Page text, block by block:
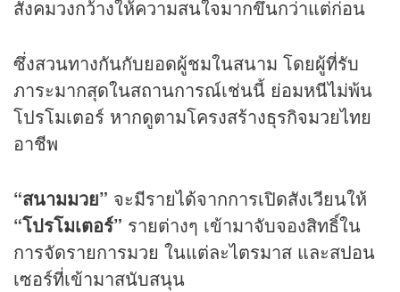
สังคมวงกว้างให้ความสนใจมากขึ้นกว่าแต่ก่อน
ซึ่งสวนทางกันกับยอดผู้ชมในสนาม โดยผู้ที่รับ
ภาระมากสุดในสถานการณ์เช่นนี้ ย่อมหนีไม่พ้น
โปรโมเตอร์ หากดูตามโครงสร้างธุรกิจมวยไทย
อาชีพ
“สนามมวย” จะมีรายได้จากการเปิดสังเวียนให้
“โปรโมเตอร์” รายต่างๆ เข้ามาจับจองสิทธิ์ใน
การจัดรายการมวย ในแต่ละไตรมาส และสปอน
เซอร์ที่เข้ามาสนับสนุน